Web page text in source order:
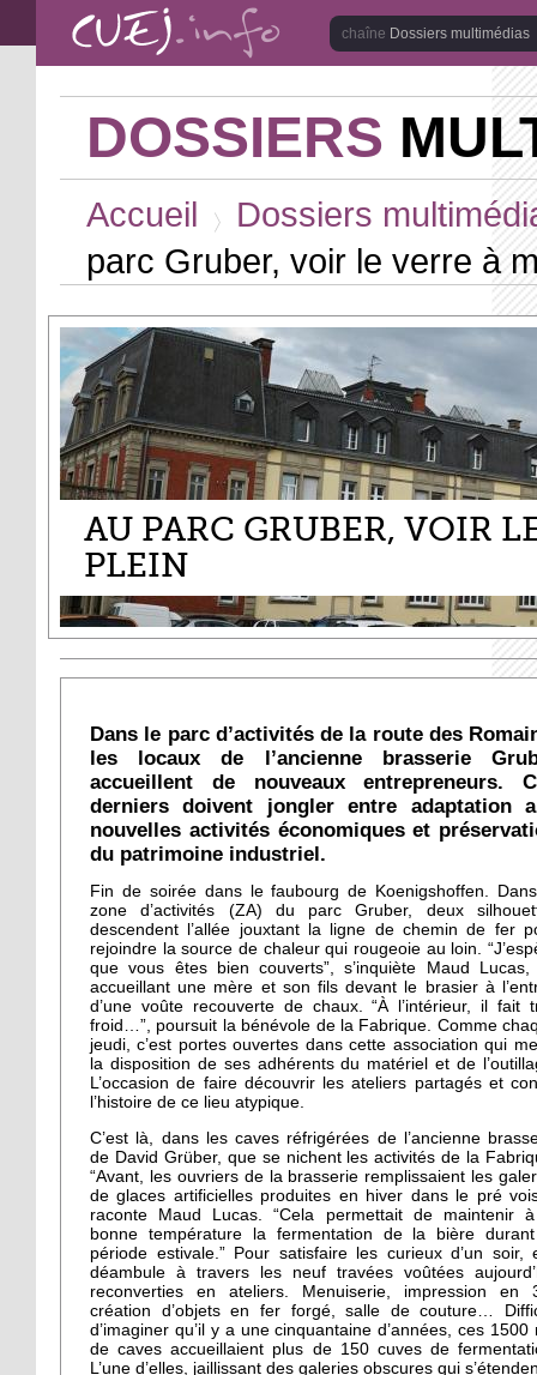
Aller au contenu principal
Dossiers multimédias
DOSSIERS
Accueil
Dossiers
parc Gruber, voir le verre à
AU PARC GRUBER, VOIR
PLEIN
Dans le parc d’activités de la route des
les locaux de l’ancienne brasserie
accueillent de nouveaux entrepreneurs.
derniers doivent jongler entre adaptation
nouvelles activités économiques et
du patrimoine industriel.
Fin de soirée dans le faubourg de Koenigshoffen.
zone d’activités (ZA) du parc Gruber, deux
descendent l’allée jouxtant la ligne de chemin de fer
rejoindre la source de chaleur qui rougeoie au loin.
que vous êtes bien couverts”, s’inquiète Maud Lucas,
accueillant une mère et son fils devant le brasier à
d’une voûte recouverte de chaux. “À l’intérieur, il fait
froid…”, poursuit la bénévole de la Fabrique. Comme
jeudi, c’est portes ouvertes dans cette association qui
la disposition de ses adhérents du matériel et de
L’occasion de faire découvrir les ateliers partagés et
l’histoire de ce lieu atypique.
C’est là, dans les caves réfrigérées de l’ancienne
de David Grüber, que se nichent les activités de la
“Avant, les ouvriers de la brasserie remplissaient les
de glaces artificielles produites en hiver dans le pré
raconte Maud Lucas. “Cela permettait de maintenir
bonne température la fermentation de la bière
période estivale.” Pour satisfaire les curieux d’un soir,
déambule à travers les neuf travées voûtées
reconverties en ateliers. Menuiserie, impression en
création d’objets en fer forgé, salle de couture…
d’imaginer qu’il y a une cinquantaine d’années, ces 1500
de caves accueillaient plus de 150 cuves de
L’une d’elles, jaillissant des galeries obscures qui